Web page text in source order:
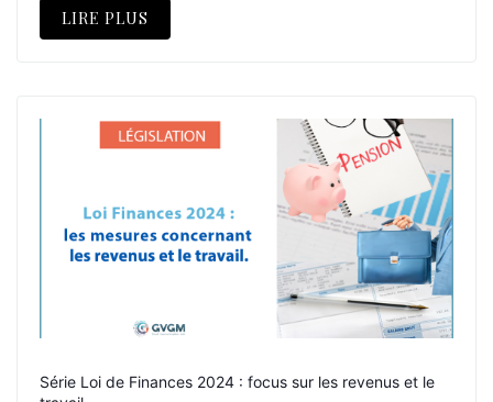
LIRE PLUS
Série Loi de Finances 2024 : focus sur les revenus et le